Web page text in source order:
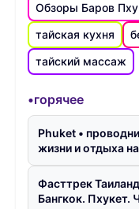
Обзоры Баров
тайская кухня
тайский массаж
•горячее
Phuket •
жизни и отдыха
Фасттрек
Бангкок. Пхукет.